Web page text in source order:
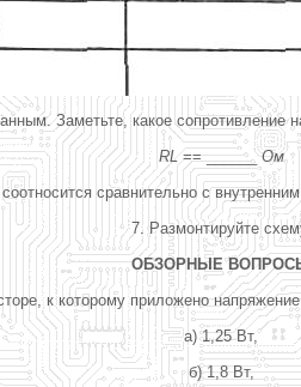
Заметьте, какое сопротивление
RL== ______Ом
сравнительно с
7. Размонтируйте
ОБЗОРНЫЕ
к которому приложено
а) 1,25 Вт,
б) 1,8 Вт,